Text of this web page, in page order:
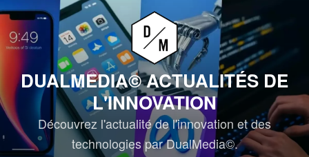
Aller
au
contenu
DUALMEDIA© ACTUALITÉS DE
L'INNOVATION
Découvrez l'actualité de l'innovation et des
technologies par DualMedia©.